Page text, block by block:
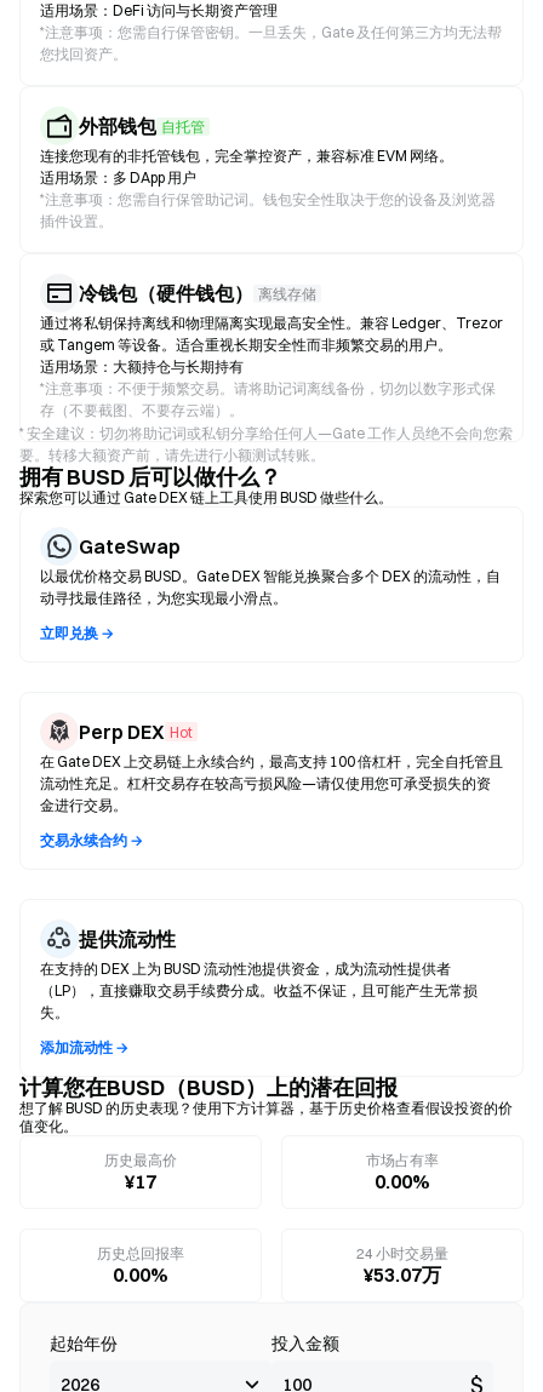
适用场景：DeFi 访问与长期资产管理
*注意事项：您需自行保管密钥。一旦丢失，Gate 及任何第三方均无法帮
您找回资产。
外部钱包 自托管
连接您现有的非托管钱包，完全掌控资产，兼容标准 EVM 网络。
适用场景：多 DApp 用户
*注意事项：您需自行保管助记词。钱包安全性取决于您的设备及浏览器
插件设置。
冷钱包（硬件钱包）
离线存储
通过将私钥保持离线和物理隔离实现最高安全性。兼容 Ledger、Trezor
或 Tangem 等设备。适合重视长期安全性而非频繁交易的用户。
适用场景：大额持仓与长期持有
*注意事项：不便于频繁交易。请将助记词离线备份，切勿以数字形式保
存（不要截图、不要存云端）。
* 安全建议：切勿将助记词或私钥分享给任何人—Gate 工作人员绝不会向您索
要。转移大额资产前，请先进行小额测试转账。
拥有 BUSD 后可以做什么？
探索您可以通过 Gate DEX 链上工具使用 BUSD 做些什么。
GateSwap
以最优价格交易 BUSD。Gate DEX 智能兑换聚合多个 DEX 的流动性，自
动寻找最佳路径，为您实现最小滑点。
立即兑换 →
Perp DEX Hot
在 Gate DEX 上交易链上永续合约，最高支持 100 倍杠杆，完全自托管且
流动性充足。杠杆交易存在较高亏损风险—请仅使用您可承受损失的资
金进行交易。
交易永续合约 →
提供流动性
在支持的 DEX 上为 BUSD 流动性池提供资金，成为流动性提供者
（LP），直接赚取交易手续费分成。收益不保证，且可能产生无常损
失。
添加流动性 →
计算您在BUSD（BUSD）上的潜在回报
想了解 BUSD 的历史表现？使用下方计算器，基于历史价格查看假设投资的价
值变化。
历史最高价
¥17
市场占有率
0.00%
历史总回报率
0.00%
24 小时交易量
¥53.07万
起始年份 投入金额
$